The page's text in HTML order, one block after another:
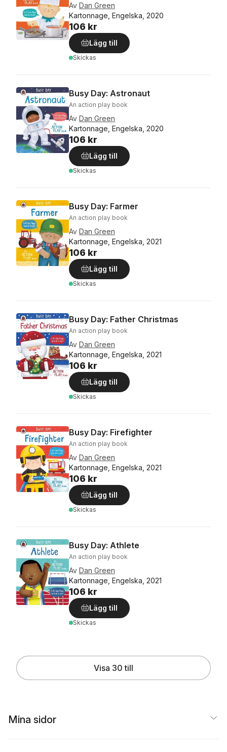
Av Dan Green
Kartonnage, Engelska, 2020
106 kr
Lägg till
Skickas
Busy Day: Astronaut
An action play book
Av Dan Green
Kartonnage, Engelska, 2020
106 kr
Lägg till
Skickas
Busy Day: Farmer
An action play book
Av Dan Green
Kartonnage, Engelska, 2021
106 kr
Lägg till
Skickas
Busy Day: Father Christmas
An action play book
Av Dan Green
Kartonnage, Engelska, 2021
106 kr
Lägg till
Skickas
Busy Day: Firefighter
An action play book
Av Dan Green
Kartonnage, Engelska, 2021
106 kr
Lägg till
Skickas
Busy Day: Athlete
An action play book
Av Dan Green
Kartonnage, Engelska, 2021
106 kr
Lägg till
Skickas
Visa 30 till
Mina sidor